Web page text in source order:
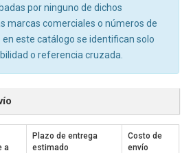
por ninguno de dichos
marcas comerciales o números de
este catálogo se identifican solo
o referencia cruzada.
a
Plazo de entrega
estimado
Costo de
envío